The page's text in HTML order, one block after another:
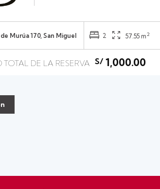
Murúa 170, San Miguel 2 57.55 m2
S/1,000.00